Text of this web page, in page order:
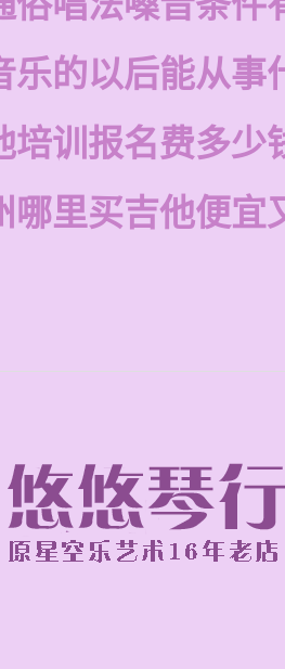
乐的以后能从事
培训报名费多少
哪里买吉他便宜